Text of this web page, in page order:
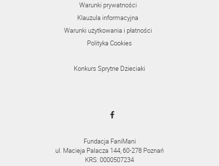
Warunki prywatności
Klauzula informacyjna
Warunki użytkowania i płatności
Polityka Cookies
Konkurs Sprytne Dzieciaki
Fundacja FaniMani
ul. Macieja Palacza 144, 60-278 Poznań
KRS: 0000507234